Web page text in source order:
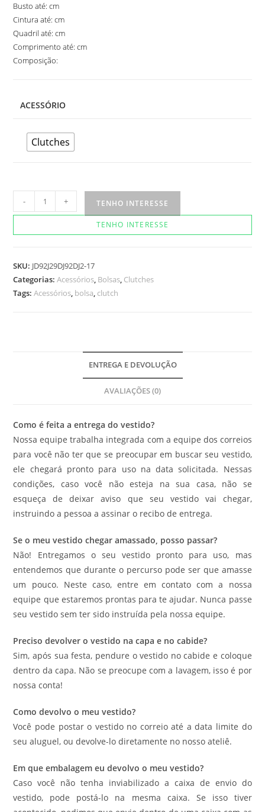
Busto até: cm
Cintura até: cm
Quadril até: cm
Comprimento até: cm
Composição:
ACESSÓRIO
Clutches
Aruana
- + TENHO INTERESSE
TENHO INTERESSE
SKU: JD92J29DJ92DJ2-17
Categorias:Acessórios, Bolsas, Clutches
Tags:Acessórios, bolsa, clutch
ENTREGA E DEVOLUÇÃO
AVALIAÇÕES (0)
Como é feita a entrega do vestido?
Nossa equipe trabalha integrada com a equipe dos correios
para você não ter que se preocupar em buscar seu vestido,
ele chegará pronto para uso na data solicitada. Nessas
condições, caso você não esteja na sua casa, não se
esqueça de deixar aviso que seu vestido vai chegar,
instruindo a pessoa a assinar o recibo de entrega.
Se o meu vestido chegar amassado, posso passar?
Não! Entregamos o seu vestido pronto para uso, mas
entendemos que durante o percurso pode ser que amasse
um pouco. Neste caso, entre em contato com a nossa
equipe que estaremos prontas para te ajudar. Nunca passe
seu vestido sem ter sido instruída pela nossa equipe.
Preciso devolver o vestido na capa e no cabide?
Sim, após sua festa, pendure o vestido no cabide e coloque
dentro da capa. Não se preocupe com a lavagem, isso é por
nossa conta!
Como devolvo o meu vestido?
Você pode postar o vestido no correio até a data limite do
seu aluguel, ou devolve-lo diretamente no nosso ateliê.
Em que embalagem eu devolvo o meu vestido?
Caso você não tenha inviabilizado a caixa de envio do
vestido, pode postá-lo na mesma caixa. Se isso tiver